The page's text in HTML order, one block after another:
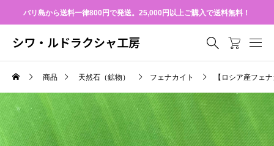
バリ島から送料一律800円で発送。25,000円以上ご購入で送料無料！
シワ・ルドラクシャ工房
商品 天然石（鉱物） フェナカイト 【ロシア産フェ